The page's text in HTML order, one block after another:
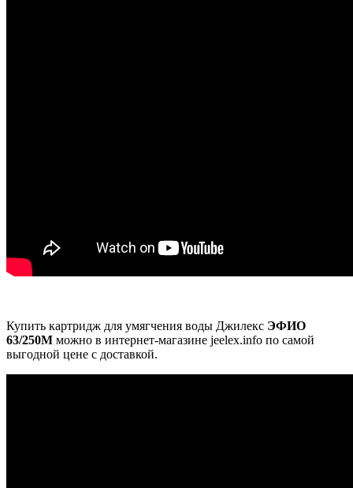
Купить картридж для умягчения воды Джилекс ЭФИО
63/250М можно в интернет-магазине jeelex.info по самой
выгодной цене с доставкой.